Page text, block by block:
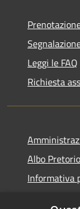
Leggi le FAQ
Richiesta
Albo Pretorio
Informativa